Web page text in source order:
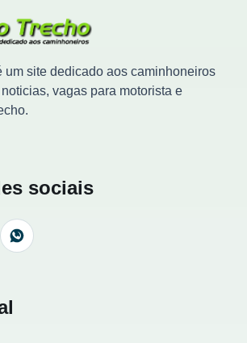
um site dedicado aos caminhoneiros
vagas para motorista e
sociais
WhatsApp